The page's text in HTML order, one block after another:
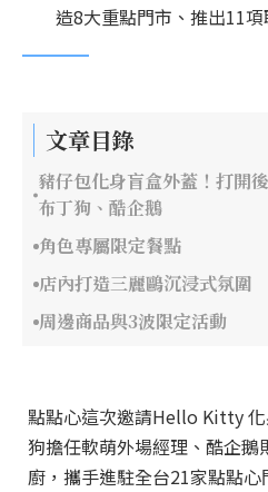
造8大重點門市、推出11項
文章目錄
豬仔包化身盲盒外蓋！打
布丁狗、酷企鵝
角色專屬限定餐點
店內打造三麗鷗沉浸式氛
周邊商品與3波限定活動
點點心這次邀請Hello Kitty
狗擔任軟萌外場經理、酷企鵝
廚，攜手進駐全台21家點點